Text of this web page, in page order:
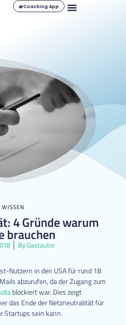
Coaching App
WISSEN
4 Gründe warum
brauchen
ByGastautor
Nutzern in den USA für rund 18
abzurufen, da der Zugang zum
blockiert war. Dies zeigt
das Ende der Netzneutralität für
Startups sein kann.